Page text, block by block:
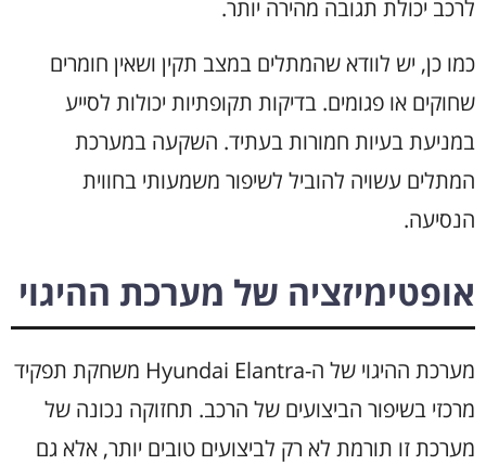
לרכב יכולת תגובה מהירה יותר.
כמו כן, יש לוודא שהמתלים במצב תקין ושאין חומרים
שחוקים או פגומים. בדיקות תקופתיות יכולות לסייע
במניעת בעיות חמורות בעתיד. השקעה במערכת
המתלים עשויה להוביל לשיפור משמעותי בחווית
הנסיעה.
אופטימיזציה של מערכת ההיגוי
מערכת ההיגוי של ה-Hyundai Elantra משחקת תפקיד
מרכזי בשיפור הביצועים של הרכב. תחזוקה נכונה של
מערכת זו תורמת לא רק לביצועים טובים יותר, אלא גם